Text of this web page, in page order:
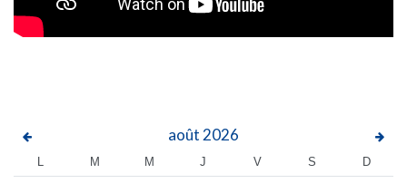
août 2026
L M M J V S D